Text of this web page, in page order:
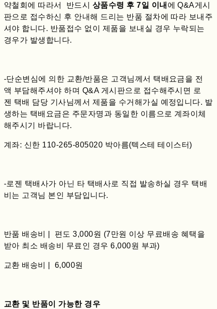
약철회에 따라서 반드시 상품수령 후 7일 이내 에 Q&A게시
판으로 접수하신 후 안내해 드리는 반품 절차에 따라 보내주
셔야 합니다. 반품접수 없이 제품을 보내실 경우 누락되는
경우가 발생합니다.
-단순변심에 의한 교환/반품은 고객님께서 택배요금을 전
액 부담해주셔야 하며 Q&A 게시판으로 접수해주시면 로
젠 택배 담당 기사님께서 제품을 수거해가실 예정입니다. 발
생하는 택배요금은 주문자명과 동일한 이름으로 계좌이체
해주시기 바랍니다.
계좌: 신한 110-265-805020 박아름(텍스테 테이스터)
-로젠 택배사가 아닌 타 택배사로 직접 발송하실 경우 택배
비는 고객님 본인 부담입니다.
반품 배송비 | 편도 3,000원 (7만원 이상 무료배송 혜택을
받아 최소 배송비 무료인 경우 6,000원 부과)
교환 배송비 | 6,000원
교환 및 반품이 가능한 경우